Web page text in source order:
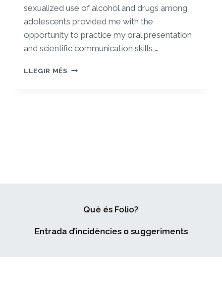
sexualized use of alcohol and drugs among
adolescents provided me with the
opportunity to practice my oral presentation
and scientific communication skills,…
LLEGIR MÉS USO
CENTRAL
Què és Folio?
Entrada d’incidències o suggeriments